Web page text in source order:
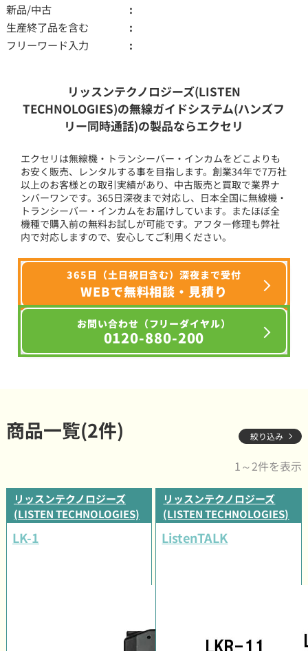
新品/中古
生産終了品を含む
フリーワード入力
リッスンテクノロジーズ(LISTEN
TECHNOLOGIES)の無線ガイドシステム(ハンズフ
リー同時通話)の製品ならエクセリ
エクセリは無線機・トランシーバー・インカムをどこよりも
お安く販売、レンタルする事を目指します。創業34年で7万社
以上のお客様との取引実績があり、中古販売と買取で業界ナ
ンバーワンです。365日深夜まで対応し、日本全国に無線機・
トランシーバー・インカムをお届けしています。またほぼ全
機種で購入前の無料お試しが可能です。アフター修理も弊社
内で対応しますので、安心してご利用ください。
365日（土日祝日含む）深夜まで受付
WEBで無料相談・見積り
お問い合わせ（フリーダイヤル）
0120-880-200
商品一覧(2件) 絞り込み
1～2件を表示
リッスンテクノロジーズ
(LISTEN TECHNOLOGIES)
LK-1
リッスンテクノロジーズ
(LISTEN TECHNOLOGIES)
ListenTALK